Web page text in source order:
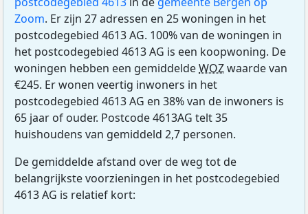
Zoom. Er zijn 27 adressen en 25 woningen in het
postcodegebied 4613 AG. 100% van de woningen in
het postcodegebied 4613 AG is een koopwoning. De
woningen hebben een gemiddeldeWOZwaarde van
€245. Er wonen veertig inwoners in het
postcodegebied 4613 AG en 38% van de inwoners is
65 jaar of ouder. Postcode 4613AG telt 35
huishoudens van gemiddeld 2,7 personen.
De gemiddelde afstand over de weg tot de
belangrijkste voorzieningen in het postcodegebied
4613 AG is relatief kort: